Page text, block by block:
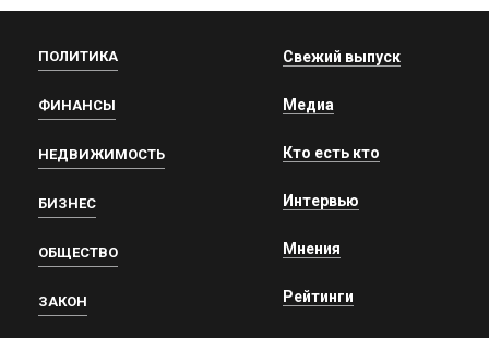
ПОЛИТИКА
ФИНАНСЫ
НЕДВИЖИМОСТЬ
БИЗНЕС
ОБЩЕСТВО
ЗАКОН
Свежий выпуск
Медиа
Кто есть кто
Интервью
Мнения
Рейтинги